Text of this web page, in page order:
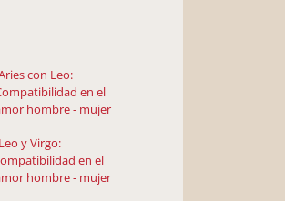
con Leo:
en el
hombre - mujer
Leo y Virgo:
en el
hombre - mujer